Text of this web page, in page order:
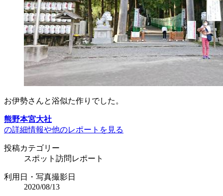
お伊勢さんと浴似た作りでした。
熊野本宮大社
の詳細情報や他のレポートを見る
投稿カテゴリー
スポット訪問レポート
利用日・写真撮影日
2020/08/13